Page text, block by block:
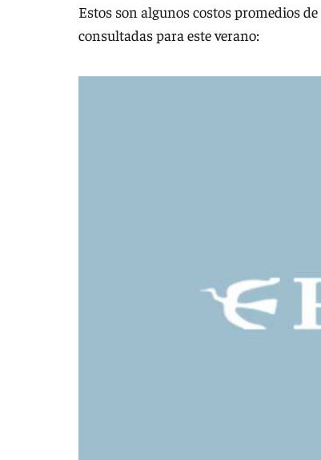
Estos son algunos costos promedios
consultadas para este verano: